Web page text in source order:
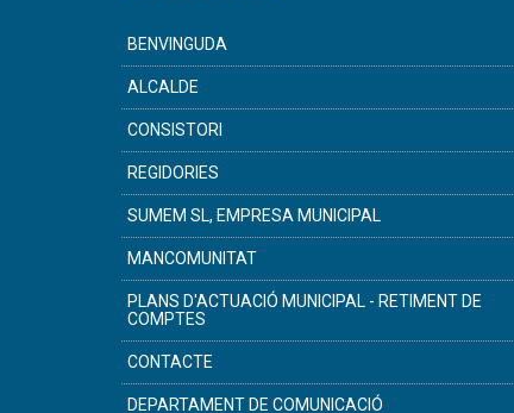
BENVINGUDA
ALCALDE
CONSISTORI
REGIDORIES
SUMEM SL, EMPRESA MUNICIPAL
MANCOMUNITAT
PLANS D'ACTUACIÓ MUNICIPAL - RETIMENT DE
COMPTES
CONTACTE
DEPARTAMENT DE COMUNICACIÓ